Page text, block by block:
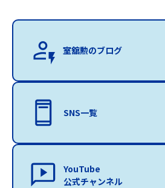
室舘勲のブログ
SNS一覧
YouTube
公式チャンネル